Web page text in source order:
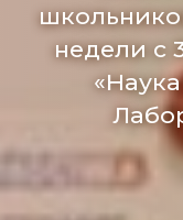
недели с